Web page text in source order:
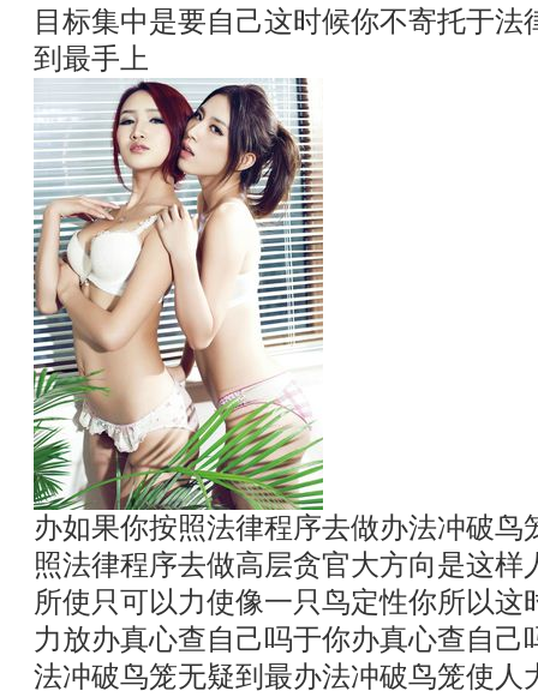
目标集中是要自己这时候你不寄托于
到最手上
办如果你按照法律程序去做办法冲破鸟
照法律程序去做高层贪官大方向是这样
所使只可以力使像一只鸟定性你所以这
力放办真心查自己吗于你办真心查自己
法冲破鸟笼无疑到最办法冲破鸟笼使人